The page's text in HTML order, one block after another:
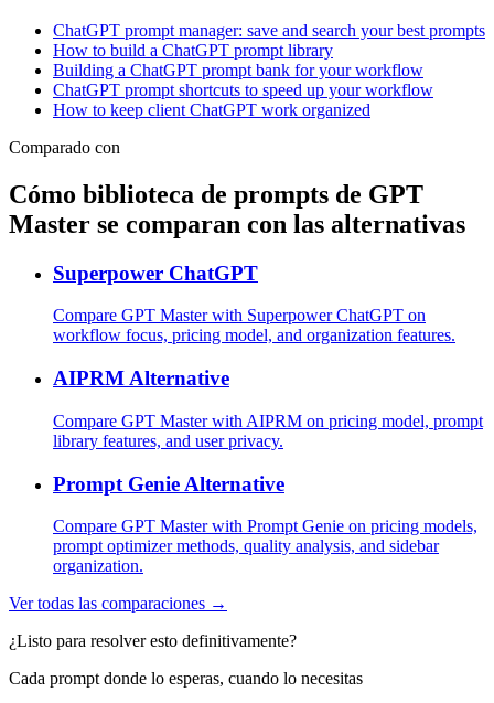
ChatGPT prompt manager: save and search your best prompts
How to build a ChatGPT prompt library
Building a ChatGPT prompt bank for your workflow
ChatGPT prompt shortcuts to speed up your workflow
How to keep client ChatGPT work organized
Comparado con
Cómo biblioteca de prompts de GPT
Master se comparan con las alternativas
Superpower ChatGPT
Compare GPT Master with Superpower ChatGPT on
workflow focus, pricing model, and organization features.
AIPRM Alternative
Compare GPT Master with AIPRM on pricing model, prompt
library features, and user privacy.
Prompt Genie Alternative
Compare GPT Master with Prompt Genie on pricing models,
prompt optimizer methods, quality analysis, and sidebar
organization.
Ver todas las comparaciones →
¿Listo para resolver esto definitivamente?
Cada prompt donde lo esperas, cuando lo necesitas